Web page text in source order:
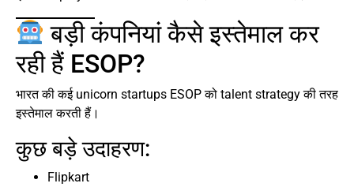
बड़ी कंपनियां कैसे इस्तेमाल कर
रही हैं ESOP?
भारत की कई unicorn startups ESOP को talent strategy की तरह
इस्तेमाल करती हैं।
कुछ बड़े उदाहरण:
Flipkart